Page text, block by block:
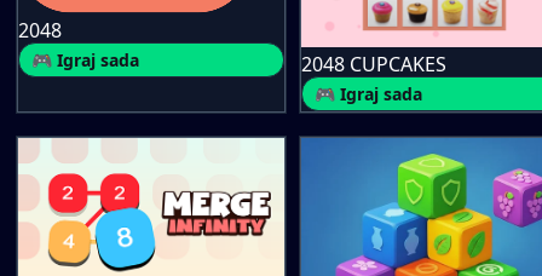
2048
🎮 Igraj sada 2048 CUPCAKES
🎮 Igraj sada